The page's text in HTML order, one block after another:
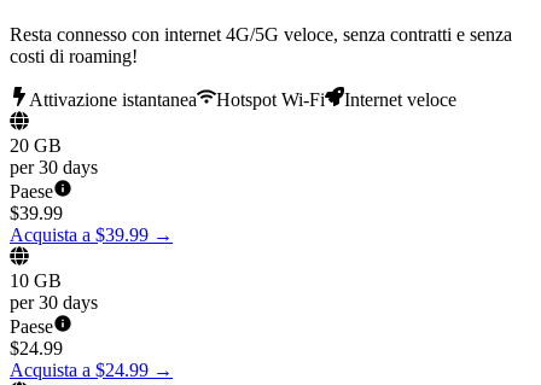
Resta connesso con internet 4G/5G veloce, senza contratti e senza
costi di roaming!
Attivazione istantanea Hotspot Wi-Fi Internet veloce
20 GB
per 30 days
Paese
$39.99
Acquista a $39.99 →
10 GB
per 30 days
Paese
$24.99
Acquista a $24.99 →